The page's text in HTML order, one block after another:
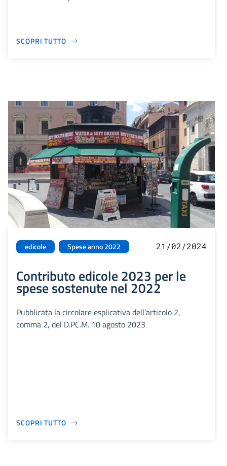
SCOPRI TUTTO
edicole Spese anno 2022 21/02/2024
Contributo edicole 2023 per le
spese sostenute nel 2022
Pubblicata la circolare esplicativa dell’articolo 2,
comma 2, del D.PC.M. 10 agosto 2023
SCOPRI TUTTO